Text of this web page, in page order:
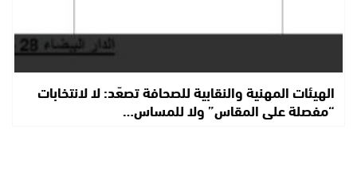
الهيئات المهنية والنقابية للصحافة تصعّد: لا لانتخابات
“مفصلة على المقاس” ولا للمساس…